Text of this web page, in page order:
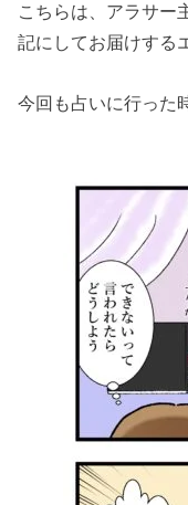
こちらは、アラサー
記にしてお届けする
今回も占いに行った